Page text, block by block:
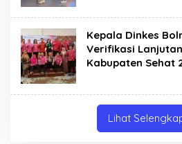
Kepala Dinkes
Verifikasi
Kabupaten Sehat
Lihat